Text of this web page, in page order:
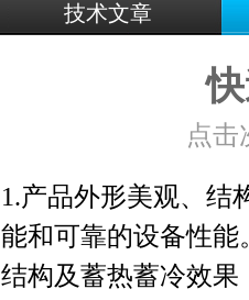
技术文章
点击
1.产品外形美观、结
能和可靠的设备性
结构及蓄热蓄冷效